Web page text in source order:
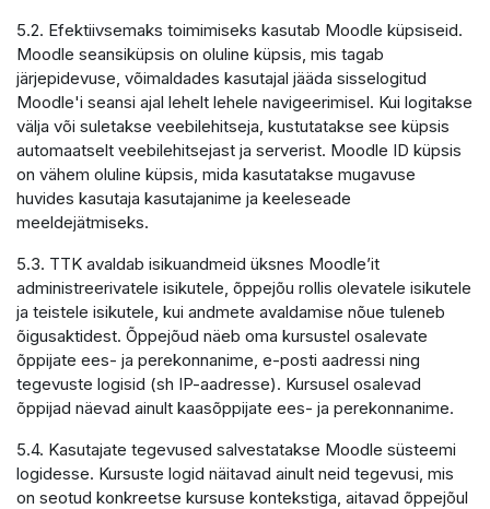
5.2. Efektiivsemaks toimimiseks kasutab Moodle küpsiseid.
Moodle seansiküpsis on oluline küpsis, mis tagab
järjepidevuse, võimaldades kasutajal jääda sisselogitud
Moodle'i seansi ajal lehelt lehele navigeerimisel. Kui logitakse
välja või suletakse veebilehitseja, kustutatakse see küpsis
automaatselt veebilehitsejast ja serverist. Moodle ID küpsis
on vähem oluline küpsis, mida kasutatakse mugavuse
huvides kasutaja kasutajanime ja keeleseade
meeldejätmiseks.
5.3. TTK avaldab isikuandmeid üksnes Moodle’it
administreerivatele isikutele, õppejõu rollis olevatele isikutele
ja teistele isikutele, kui andmete avaldamise nõue tuleneb
õigusaktidest. Õppejõud näeb oma kursustel osalevate
õppijate ees- ja perekonnanime, e-posti aadressi ning
tegevuste logisid (sh IP-aadresse). Kursusel osalevad
õppijad näevad ainult kaasõppijate ees- ja perekonnanime.
5.4. Kasutajate tegevused salvestatakse Moodle süsteemi
logidesse. Kursuste logid näitavad ainult neid tegevusi, mis
on seotud konkreetse kursuse kontekstiga, aitavad õppejõul